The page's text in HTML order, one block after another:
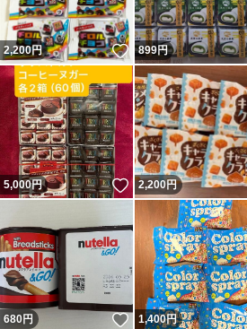
2,200円 いいね！
899円
5,000円 いいね！
2,200円
680円 いいね！
1,400円